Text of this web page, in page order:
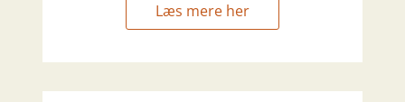
Læs mere her